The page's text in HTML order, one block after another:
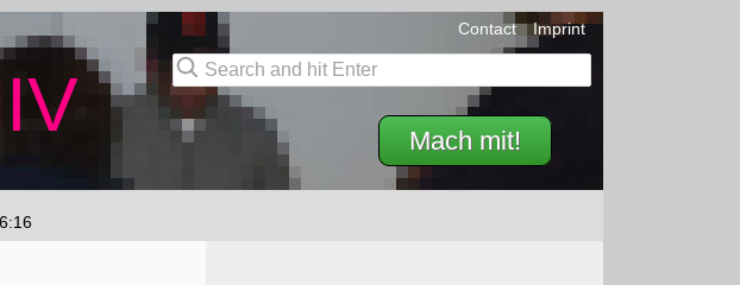
Mach mit!
Contact Imprint